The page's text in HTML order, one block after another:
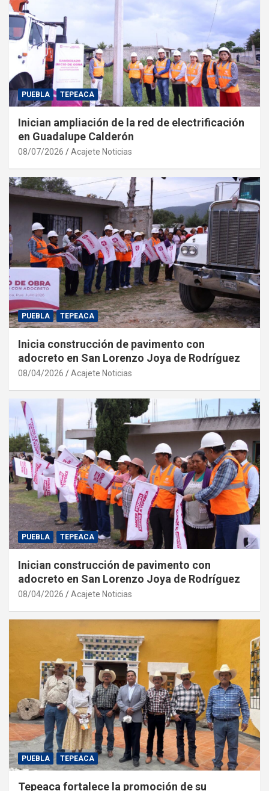
PUEBLA TEPEACA
Inician ampliación de la red de electrificación
en Guadalupe Calderón
08/07/2026 Acajete Noticias
PUEBLA TEPEACA
Inicia construcción de pavimento con
adocreto en San Lorenzo Joya de Rodríguez
08/04/2026 Acajete Noticias
PUEBLA TEPEACA
Inician construcción de pavimento con
adocreto en San Lorenzo Joya de Rodríguez
08/04/2026 Acajete Noticias
PUEBLA TEPEACA
Tepeaca fortalece la promoción de su